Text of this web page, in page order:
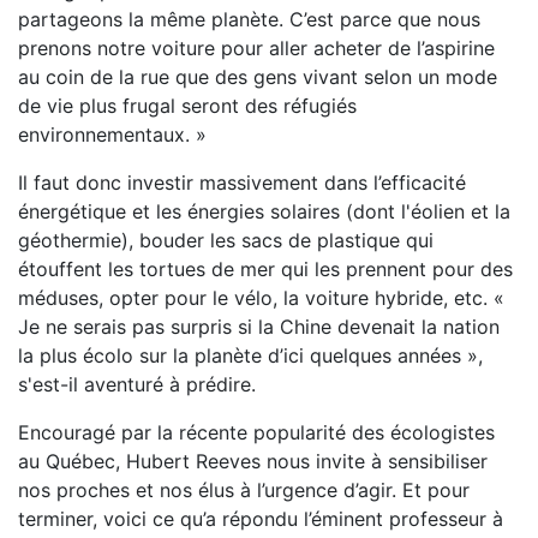
partageons la même planète. C’est parce que nous
prenons notre voiture pour aller acheter de l’aspirine
au coin de la rue que des gens vivant selon un mode
de vie plus frugal seront des réfugiés
environnementaux. »
Il faut donc investir massivement dans l’efficacité
énergétique et les énergies solaires (dont l'éolien et la
géothermie), bouder les sacs de plastique qui
étouffent les tortues de mer qui les prennent pour des
méduses, opter pour le vélo, la voiture hybride, etc. «
Je ne serais pas surpris si la Chine devenait la nation
la plus écolo sur la planète d’ici quelques années »,
s'est-il aventuré à prédire.
Encouragé par la récente popularité des écologistes
au Québec, Hubert Reeves nous invite à sensibiliser
nos proches et nos élus à l’urgence d’agir. Et pour
terminer, voici ce qu’a répondu l’éminent professeur à